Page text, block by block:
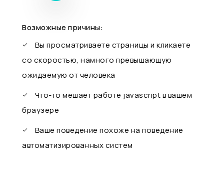
Возможные причины:
Вы просматриваете страницы и кликаете
со скоростью, намного превышающую
ожидаемую от человека
Что-то мешает работе javascript в вашем
браузере
Ваше поведение похоже на поведение
автоматизированных систем